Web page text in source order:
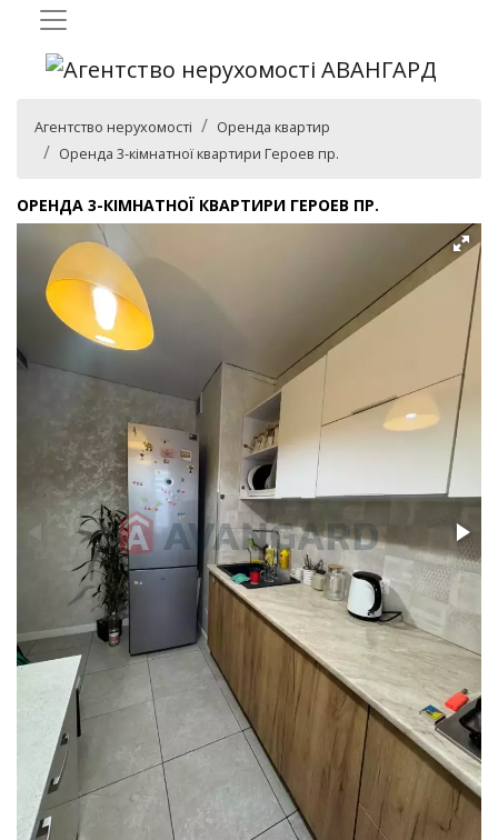
Агентство нерухомості
Оренда квартир
Оренда 3-кімнатної квартири Героев пр.
ОРЕНДА 3-КІМНАТНОЇ КВАРТИРИ ГЕРОЕВ ПР.